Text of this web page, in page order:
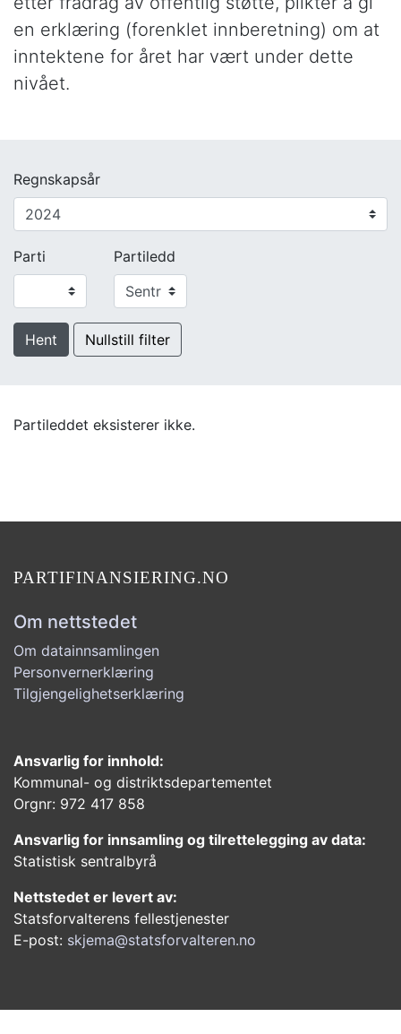
en erklæring (forenklet innberetning) om at
inntektene for året har vært under dette
nivået.
Regnskapsår
Parti Partiledd
Hent Nullstill filter
Partileddet eksisterer ikke.
PARTIFINANSIERING.NO
Om nettstedet
Om datainnsamlingen
Personvernerklæring
Tilgjengelighetserklæring
Ansvarlig for innhold:
Kommunal- og distriktsdepartementet
Orgnr: 972 417 858
Ansvarlig for innsamling og tilrettelegging av data:
Statistisk sentralbyrå
Nettstedet er levert av:
Statsforvalterens fellestjenester
E-post: skjema@statsforvalteren.no